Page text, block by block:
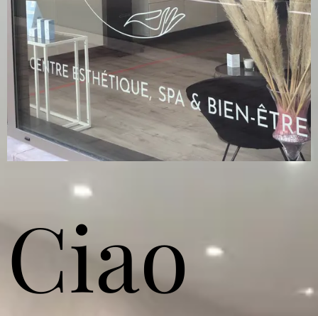
Ciao